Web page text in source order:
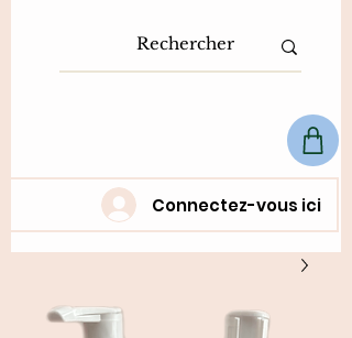
Connectez-vous ici